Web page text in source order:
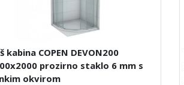
kabina COPEN DEVON200
prozirno staklo 6 mm s
okvirom